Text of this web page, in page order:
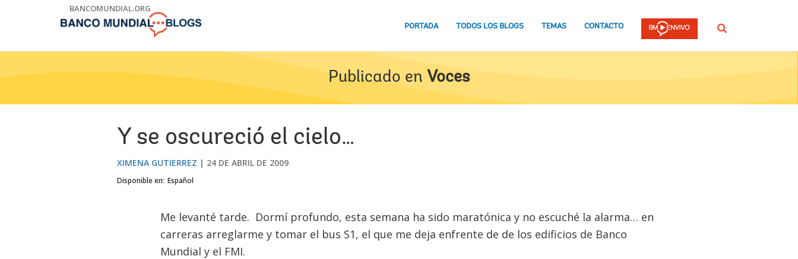
BANCOMUNDIAL.ORG
PORTADA TODOS LOS BLOGS TEMAS CONTACTO Buscar
Publicado en Voces
Y se oscureció el cielo…
XIMENA GUTIERREZ 24 DE ABRIL DE 2009
Disponible en: Español
Me levanté tarde. Dormí profundo, esta semana ha sido maratónica y no escuché la alarma… en
carreras arreglarme y tomar el bus S1, el que me deja enfrente de de los edificios de Banco
Mundial y el FMI.